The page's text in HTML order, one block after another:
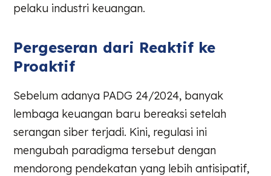
pelaku industri keuangan.
Pergeseran dari Reaktif ke
Proaktif
Sebelum adanya PADG 24/2024, banyak
lembaga keuangan baru bereaksi setelah
serangan siber terjadi. Kini, regulasi ini
mengubah paradigma tersebut dengan
mendorong pendekatan yang lebih antisipatif,